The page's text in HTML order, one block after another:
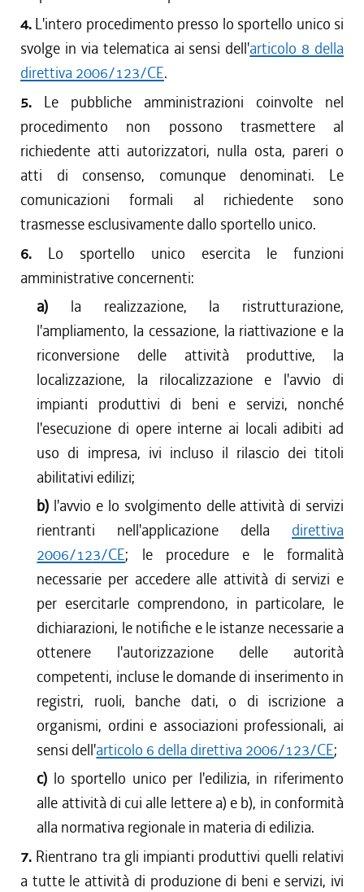
4. L'intero procedimento presso lo sportello unico si
svolge in via telematica ai sensi dell'articolo 8 della
direttiva 2006/123/CE.
5. Le pubbliche amministrazioni coinvolte nel
procedimento non possono trasmettere al
richiedente atti autorizzatori, nulla osta, pareri o
atti di consenso, comunque denominati. Le
comunicazioni formali al richiedente sono
trasmesse esclusivamente dallo sportello unico.
6.
Lo sportello unico esercita le funzioni
amministrative concernenti:
a) la realizzazione, la ristrutturazione,
l'ampliamento, la cessazione, la riattivazione e la
riconversione delle attività produttive, la
localizzazione, la rilocalizzazione e l'avvio di
impianti produttivi di beni e servizi, nonché
l'esecuzione di opere interne ai locali adibiti ad
uso di impresa, ivi incluso il rilascio dei titoli
abilitativi edilizi;
b) l'avvio e lo svolgimento delle attività di servizi
rientranti nell'applicazione della direttiva
2006/123/CE; le procedure e le formalità
necessarie per accedere alle attività di servizi e
per esercitarle comprendono, in particolare, le
dichiarazioni, le notifiche e le istanze necessarie a
ottenere l'autorizzazione delle autorità
competenti, incluse le domande di inserimento in
registri, ruoli, banche dati, o di iscrizione a
organismi, ordini e associazioni professionali, ai
sensi dell'articolo 6 della direttiva 2006/123/CE;
c) lo sportello unico per l'edilizia, in riferimento
alle attività di cui alle lettere a) e b), in conformità
alla normativa regionale in materia di edilizia.
7. Rientrano tra gli impianti produttivi quelli relativi
a tutte le attività di produzione di beni e servizi, ivi